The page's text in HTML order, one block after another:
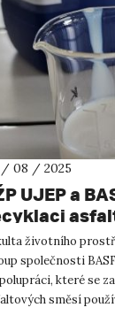
/ 08 / 2025
UJEP a
životního
společnosti
které se
směsí